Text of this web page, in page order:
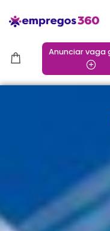
Anunciar vaga